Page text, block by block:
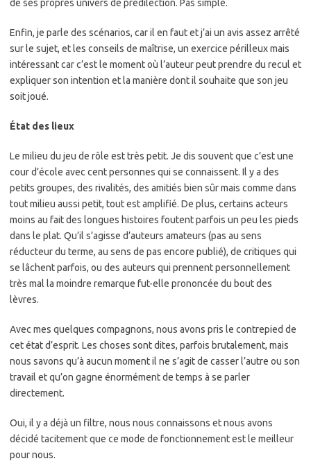
de ses propres univers de prédilection. Pas simple.
Enfin, je parle des scénarios, car il en faut et j’ai un avis assez arrêté
sur le sujet, et les conseils de maîtrise, un exercice périlleux mais
intéressant car c’est le moment où l’auteur peut prendre du recul et
expliquer son intention et la manière dont il souhaite que son jeu
soit joué.
État des lieux
Le milieu du jeu de rôle est très petit. Je dis souvent que c’est une
cour d’école avec cent personnes qui se connaissent. Il y a des
petits groupes, des rivalités, des amitiés bien sûr mais comme dans
tout milieu aussi petit, tout est amplifié. De plus, certains acteurs
moins au fait des longues histoires foutent parfois un peu les pieds
dans le plat. Qu’il s’agisse d’auteurs amateurs (pas au sens
réducteur du terme, au sens de pas encore publié), de critiques qui
se lâchent parfois, ou des auteurs qui prennent personnellement
très mal la moindre remarque fut-elle prononcée du bout des
lèvres.
Avec mes quelques compagnons, nous avons pris le contrepied de
cet état d’esprit. Les choses sont dites, parfois brutalement, mais
nous savons qu’à aucun moment il ne s’agit de casser l’autre ou son
travail et qu’on gagne énormément de temps à se parler
directement.
Oui, il y a déjà un filtre, nous nous connaissons et nous avons
décidé tacitement que ce mode de fonctionnement est le meilleur
pour nous.